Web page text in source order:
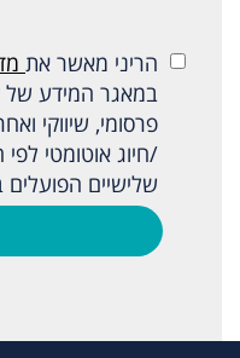
הריני מאשר את
במאגר המידע של
פרסומי, שיווקי
/חיוג אוטומטי
שלישיים